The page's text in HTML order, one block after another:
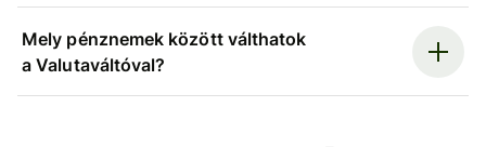
Mely pénznemek között válthatok
a Valutaváltóval?